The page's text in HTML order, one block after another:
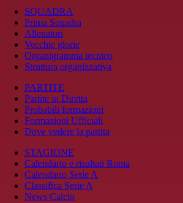
SQUADRA
Prima Squadra
Allenatori
Vecchie glorie
Organigramma tecnico
Struttura organizzativa
PARTITE
Partite in Diretta
Probabili formazioni
Formazioni Ufficiali
Dove vedere la partita
STAGIONE
Calendario e risultati Roma
Calendario Serie A
Classifica Serie A
News Calcio